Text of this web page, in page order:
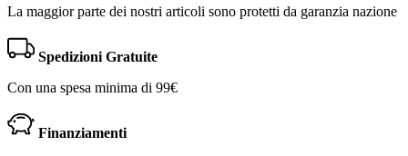
La maggior parte dei nostri articoli sono protetti da garanzia nazione
Spedizioni Gratuite
Con una spesa minima di 99€
Finanziamenti